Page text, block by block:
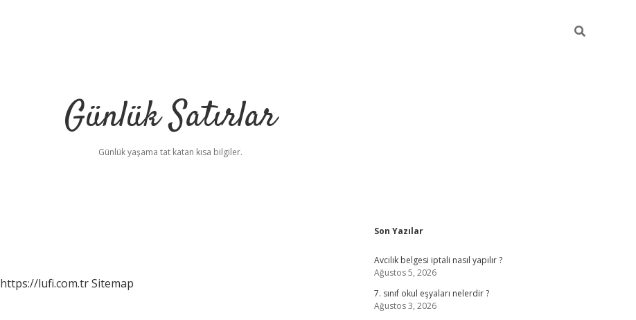
Günlük Satırlar
Günlük yaşama tat katan kısa bilgiler.
https://lufi.com.trSitemap
Sidebar
Son Yazılar
Avcılık belgesi iptali nasıl yapılır ?
Ağustos 5, 2026
7. sınıf okul eşyaları nelerdir ?
Ağustos 3, 2026